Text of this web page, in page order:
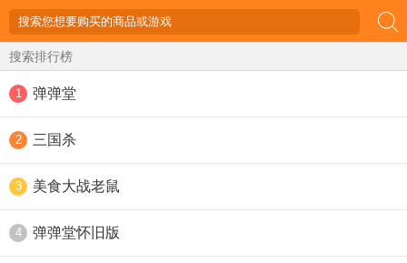
搜索排行榜
1 弹弹堂
2 三国杀
3 美食大战老鼠
4 弹弹堂怀旧版